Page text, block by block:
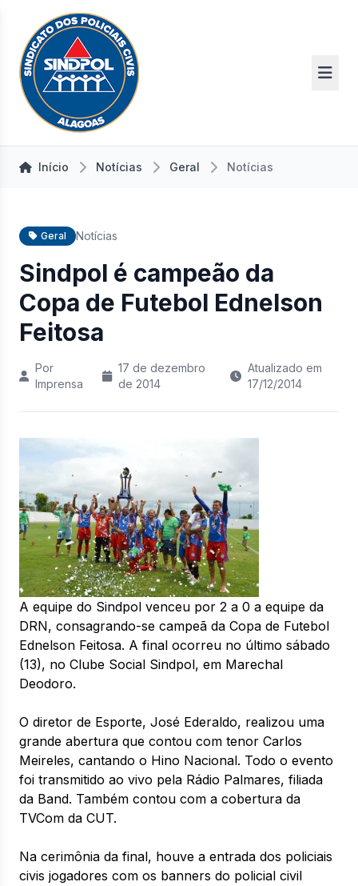
Início Notícias Geral Notícias
Geral Notícias
Sindpol é campeão da
Copa de Futebol Ednelson
Feitosa
Por
Imprensa
17 de dezembro
de 2014
Atualizado em
17/12/2014
A equipe do Sindpol venceu por 2 a 0 a equipe da
DRN, consagrando-se campeã da Copa de Futebol
Ednelson Feitosa. A final ocorreu no último sábado
(13), no Clube Social Sindpol, em Marechal
Deodoro.
O diretor de Esporte, José Ederaldo, realizou uma
grande abertura que contou com tenor Carlos
Meireles, cantando o Hino Nacional. Todo o evento
foi transmitido ao vivo pela Rádio Palmares, filiada
da Band. Também contou com a cobertura da
TVCom da CUT.
Na cerimônia da final, houve a entrada dos policiais
civis jogadores com os banners do policial civil